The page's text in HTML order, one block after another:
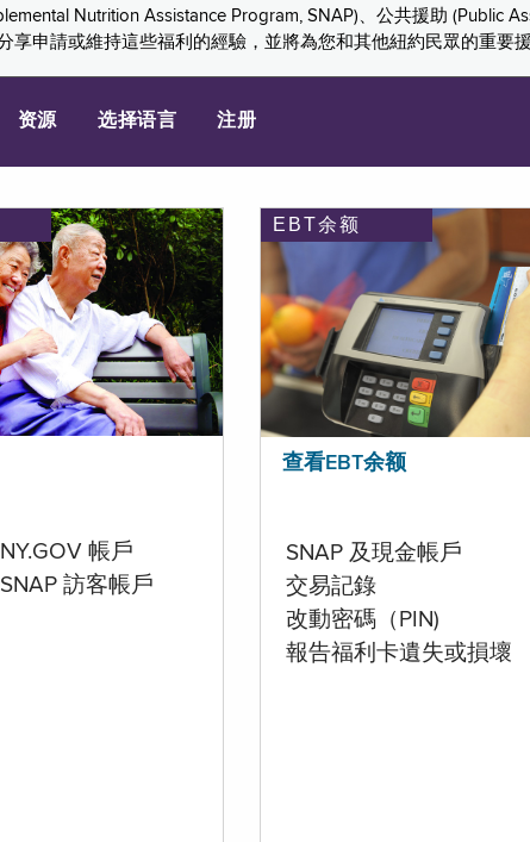
Nutrition Assistance Program, SNAP)、公共援助 (Public
享申請或維持這些福利的經驗，並將為您和其他紐約民眾的重要
资源 选择语言 注册
帳戶
訪客帳戶
EBT余额
查看EBT余额
SNAP 及現金帳戶
交易記錄
改動密碼（PIN)
報告福利卡遺失或損壞